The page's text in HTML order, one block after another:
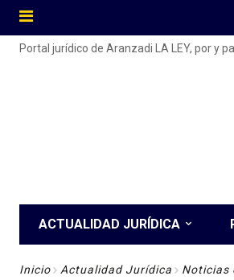
Portal jurídico de Aranzadi LA LEY, por y
ACTUALIDAD JURÍDICA
Inicio Actualidad Jurídica Noticias